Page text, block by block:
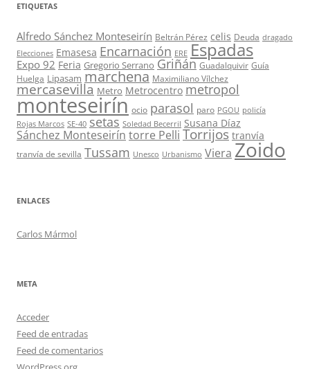
ETIQUETAS
Alfredo Sánchez Monteseirín Beltrán Pérez celis Deuda dragado
Elecciones Emasesa Encarnación ERE Espadas
Expo 92 Feria Gregorio Serrano Griñán Guadalquivir Guía
Huelga Lipasam marchena Maximiliano Vílchez
mercasevilla Metro Metrocentro metropol
monteseirín ocio parasol paro PGOU policía
Rojas Marcos SE-40 setas Soledad Becerril Susana Díaz
Sánchez Monteseirín torre Pelli Torrijos tranvía
tranvía de sevilla Tussam Unesco Urbanismo Viera Zoido
ENLACES
Carlos Mármol
META
Acceder
Feed de entradas
Feed de comentarios